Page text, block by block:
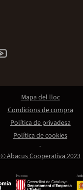
Promou:
© Abacus Cooperativa 2023
Mapa del lloc
Condicions de compra
Política de privadesa
Política de cookies